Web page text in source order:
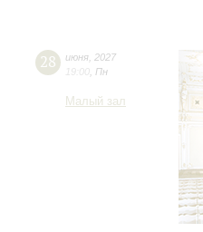
28 июня 2027
19:00
Пн
Малый зал